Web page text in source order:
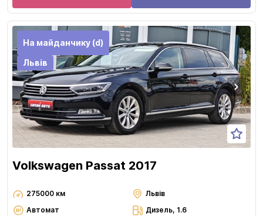
На майданчику (d)
Львів
Volkswagen Passat 2017
275000 км
Львів
Автомат
Дизель, 1.6